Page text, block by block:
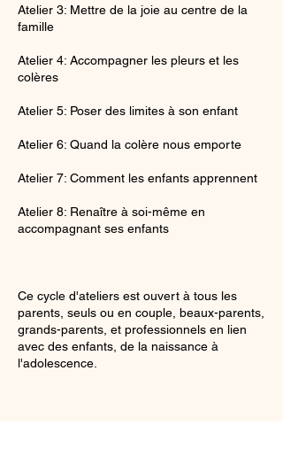
Atelier 3: Mettre de la joie au centre de la
famille
Atelier 4: Accompagner les pleurs et les
colères
Atelier 5: Poser des limites à son enfant
Atelier 6: Quand la colère nous emporte
Atelier 7: Comment les enfants apprennent
Atelier 8: Renaître à soi-même en
accompagnant ses enfants
Ce cycle d'ateliers est ouvert à tous les
parents, seuls ou en couple, beaux-parents,
grands-parents, et professionnels en lien
avec des enfants, de la naissance à
l'adolescence.